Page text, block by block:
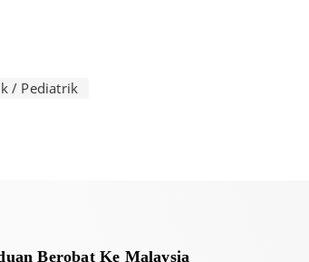
/ Pediatrik
Berobat Ke Malaysia